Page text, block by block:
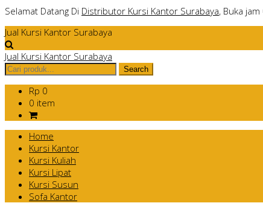
Selamat Datang Di Distributor Kursi Kantor Surabaya, Buka
Jual Kursi Kantor Surabaya
Jual Kursi Kantor Surabaya
Rp 0
0 item
Home
Kursi Kantor
Kursi Kuliah
Kursi Lipat
Kursi Susun
Sofa Kantor